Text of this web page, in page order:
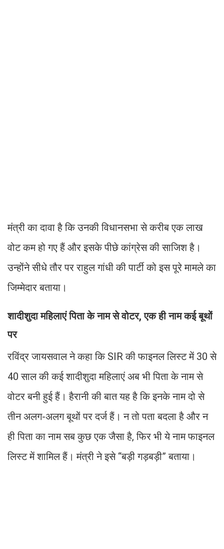
मंत्री का दावा है कि उनकी विधानसभा से करीब एक लाख
वोट कम हो गए हैं और इसके पीछे कांग्रेस की साजिश है।
उन्होंने सीधे तौर पर राहुल गांधी की पार्टी को इस पूरे मामले का
जिम्मेदार बताया।
शादीशुदा महिलाएं पिता के नाम से वोटर, एक ही नाम कई बूथों
पर
रविंद्र जायसवाल ने कहा कि SIR की फाइनल लिस्ट में 30 से
40 साल की कई शादीशुदा महिलाएं अब भी पिता के नाम से
वोटर बनी हुई हैं। हैरानी की बात यह है कि इनके नाम दो से
तीन अलग-अलग बूथों पर दर्ज हैं। न तो पता बदला है और न
ही पिता का नाम सब कुछ एक जैसा है, फिर भी ये नाम फाइनल
लिस्ट में शामिल हैं। मंत्री ने इसे “बड़ी गड़बड़ी” बताया।